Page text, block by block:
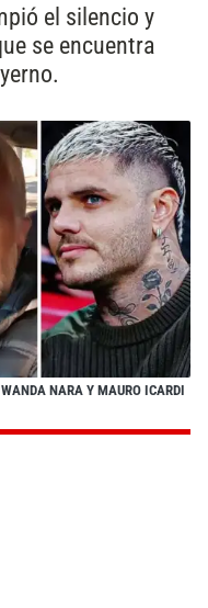
el silencio y
se encuentra
NARA Y MAURO ICARDI